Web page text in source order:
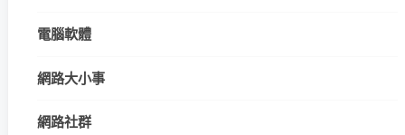
電腦軟體
網路大小事
網路社群